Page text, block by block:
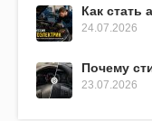
Как стать
24.07.2026
Почему
23.07.2026